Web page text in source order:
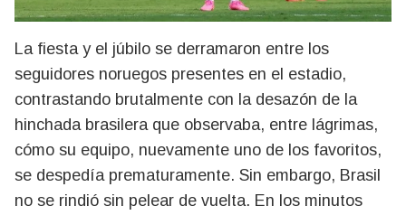
La fiesta y el júbilo se derramaron entre los
seguidores noruegos presentes en el estadio,
contrastando brutalmente con la desazón de la
hinchada brasilera que observaba, entre lágrimas,
cómo su equipo, nuevamente uno de los favoritos,
se despedía prematuramente. Sin embargo, Brasil
no se rindió sin pelear de vuelta. En los minutos